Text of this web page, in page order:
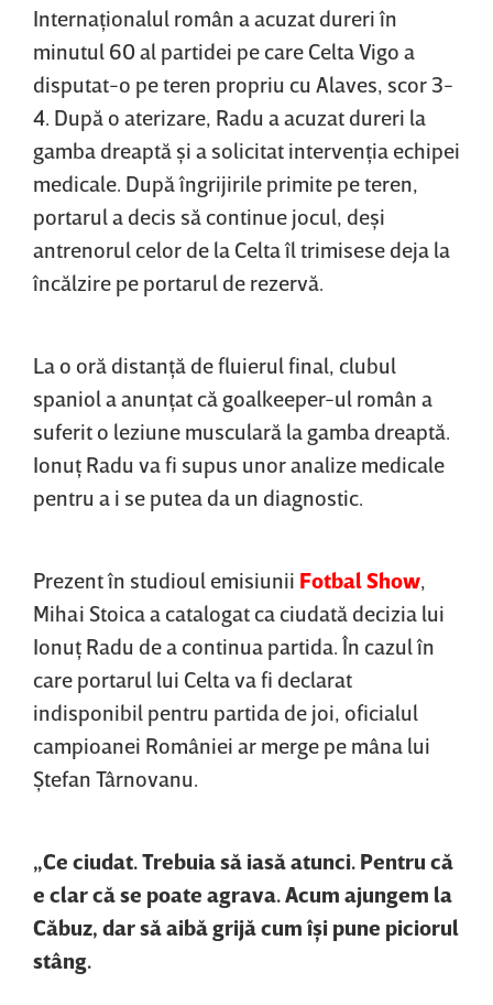
Internaţionalul român a acuzat dureri în
minutul 60 al partidei pe care Celta Vigo a
disputat-o pe teren propriu cu Alaves, scor 3-
4. După o aterizare, Radu a acuzat dureri la
gamba dreaptă şi a solicitat intervenţia echipei
medicale. După îngrijirile primite pe teren,
portarul a decis să continue jocul, deşi
antrenorul celor de la Celta îl trimisese deja la
încălzire pe portarul de rezervă.
La o oră distanţă de fluierul final, clubul
spaniol a anunţat că goalkeeper-ul român a
suferit o leziune musculară la gamba dreaptă.
Ionuţ Radu va fi supus unor analize medicale
pentru a i se putea da un diagnostic.
Prezent în studioul emisiunii Fotbal Show,
Mihai Stoica a catalogat ca ciudată decizia lui
Ionuţ Radu de a continua partida. În cazul în
care portarul lui Celta va fi declarat
indisponibil pentru partida de joi, oficialul
campioanei României ar merge pe mâna lui
Ştefan Târnovanu.
„Ce ciudat. Trebuia să iasă atunci. Pentru că
e clar că se poate agrava. Acum ajungem la
Căbuz, dar să aibă grijă cum îşi pune piciorul
stâng.